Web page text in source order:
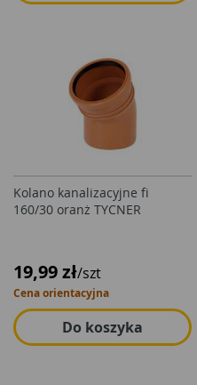
Kolano kanalizacyjne fi
160/30 oranż TYCNER
19,99 zł/szt
Cena orientacyjna
Do koszyka